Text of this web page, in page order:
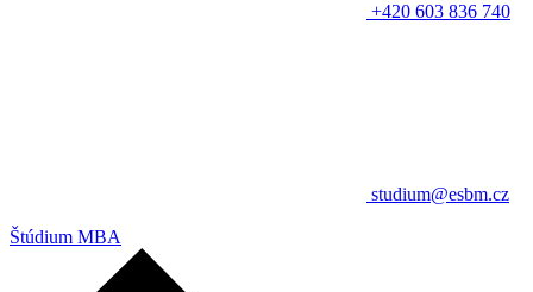
+420 603 836 740
studium@esbm.cz
Štúdium MBA